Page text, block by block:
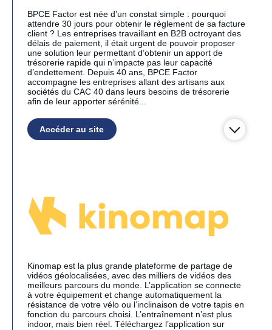
BPCE Factor est née d’un constat simple : pourquoi
attendre 30 jours pour obtenir le règlement de sa facture
client ? Les entreprises travaillant en B2B octroyant des
délais de paiement, il était urgent de pouvoir proposer
une solution leur permettant d’obtenir un apport de
trésorerie rapide qui n’impacte pas leur capacité
d’endettement. Depuis 40 ans, BPCE Factor
accompagne les entreprises allant des artisans aux
sociétés du CAC 40 dans leurs besoins de trésorerie
afin de leur apporter sérénité...
Accéder au site
Kinomap est la plus grande plateforme de partage de
vidéos géolocalisées, avec des milliers de vidéos des
meilleurs parcours du monde. L’application se connecte
à votre équipement et change automatiquement la
résistance de votre vélo ou l’inclinaison de votre tapis en
fonction du parcours choisi. L’entraînement n’est plus
indoor, mais bien réel. Téléchargez l’application sur